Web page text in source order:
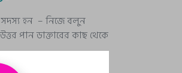
সদস্য হন – নিজে বলুন
পান ডাক্তারের কাছ থেকে